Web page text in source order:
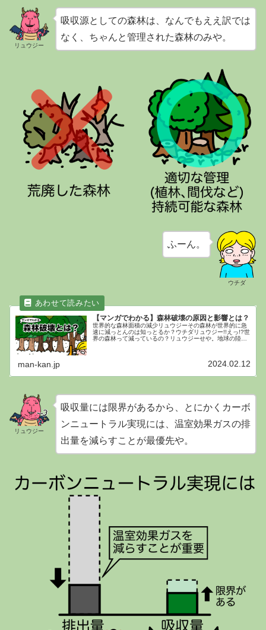
リュウジー
吸収源としての森林は、なんでもええ訳では
なく、ちゃんと管理された森林のみや。
ウチダ
ふーん。
【マンガでわかる】森林破壊の原因と影響とは？
世界的な森林面積の減少リュウジーその森林が世界的に急
速に減っとんのは知っとるか？ウチダリュウジー!!えっ!?世
界の森林って減っているの？リュウジーせや。地球の陸地
man-kan.jp 2024.02.12
リュウジー
吸収量には限界があるから、とにかくカーボ
ンニュートラル実現には、温室効果ガスの排
出量を減らすことが最優先や。